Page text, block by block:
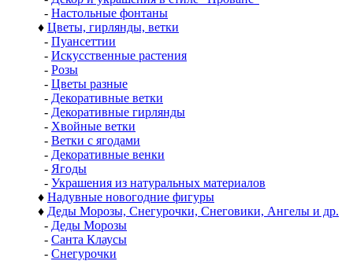
- Настольные фонтаны
♦ Цветы, гирлянды, ветки
- Пуансеттии
- Искусственные растения
- Розы
- Цветы разные
- Декоративные ветки
- Декоративные гирлянды
- Хвойные ветки
- Ветки с ягодами
- Декоративные венки
- Ягоды
- Украшения из натуральных материалов
♦ Надувные новогодние фигуры
♦ Деды Морозы, Снегурочки, Снеговики, Ангелы и др.
- Деды Морозы
- Санта Клаусы
- Снегурочки